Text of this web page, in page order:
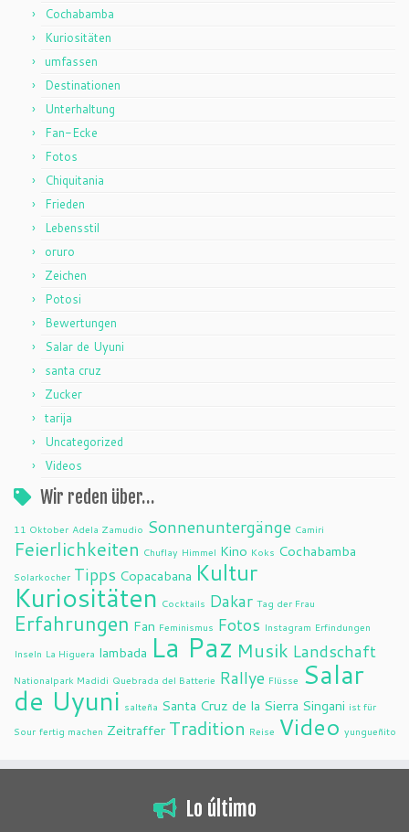
Cochabamba
Kuriositäten
umfassen
Destinationen
Unterhaltung
Fan-Ecke
Fotos
Chiquitania
Frieden
Lebensstil
oruro
Zeichen
Potosi
Bewertungen
Salar de Uyuni
santa cruz
Zucker
tarija
Uncategorized
Videos
Wir reden über…
11 Oktober Adela Zamudio Sonnenuntergänge Camiri
Feierlichkeiten Chuflay Himmel Kino Koks Cochabamba
Solarkocher Tipps Copacabana Kultur
Kuriositäten Cocktails Dakar Tag der Frau
Erfahrungen Fan Feminismus Fotos Instagram Erfindungen
Inseln La Higuera lambada La Paz Musik Landschaft
Nationalpark Madidi Quebrada del Batterie Rallye Flüsse Salar
de Uyuni salteña Santa Cruz de la Sierra Singani ist für
Sour fertig machen Zeitraffer Tradition Reise Video yungueñito
Lo último